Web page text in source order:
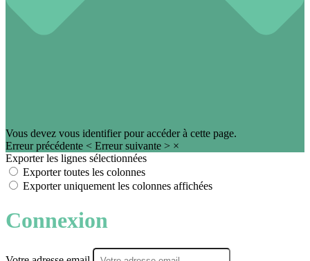
Vous devez vous identifier pour accéder à cette page.
Erreur précédente < Erreur suivante > ×
Exporter les lignes sélectionnées
Exporter toutes les colonnes
Exporter uniquement les colonnes affichées
Connexion